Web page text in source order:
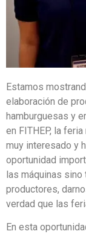
Estamos
elaboración de
hamburguesas y
en FITHEP, la
muy interesado y
oportunidad
las máquinas sino
productores,
verdad que las
En esta